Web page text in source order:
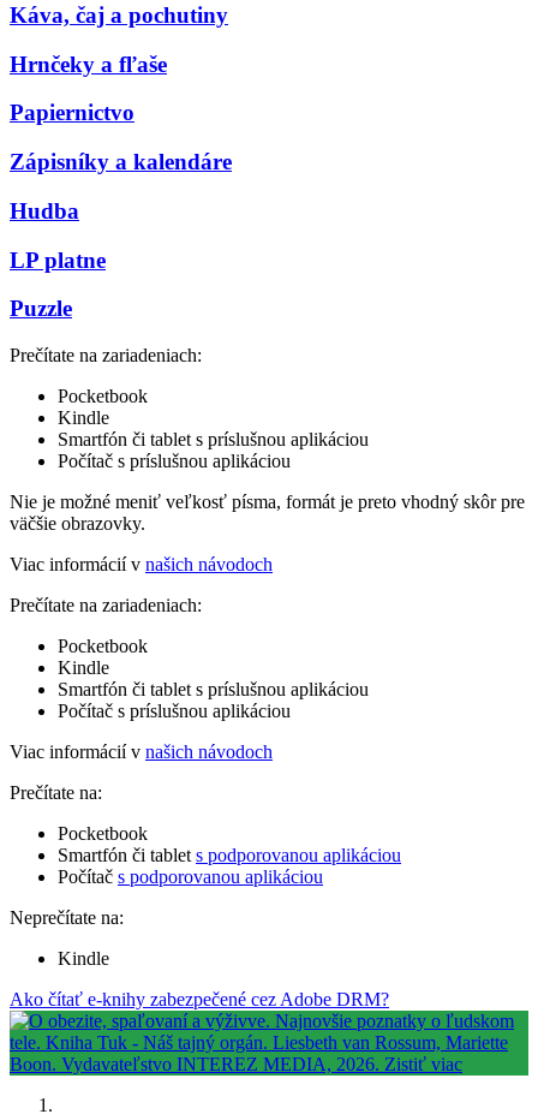
Káva, čaj a pochutiny
Hrnčeky a fľaše
Papiernictvo
Zápisníky a kalendáre
Hudba
LP platne
Puzzle
Prečítate na zariadeniach:
Pocketbook
Kindle
Smartfón či tablet s príslušnou aplikáciou
Počítač s príslušnou aplikáciou
Nie je možné meniť veľkosť písma, formát je preto vhodný skôr pre
väčšie obrazovky.
Viac informácií v našich návodoch
Prečítate na zariadeniach:
Pocketbook
Kindle
Smartfón či tablet s príslušnou aplikáciou
Počítač s príslušnou aplikáciou
Viac informácií v našich návodoch
Prečítate na:
Pocketbook
Smartfón či tablet s podporovanou aplikáciou
Počítač s podporovanou aplikáciou
Neprečítate na:
Kindle
Ako čítať e-knihy zabezpečené cez Adobe DRM?